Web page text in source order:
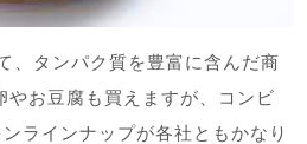
、タンパク質を豊富に含んだ商
やお豆腐も買えますが、コンビ
ラインナップが各社ともかなり